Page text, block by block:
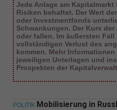
Jede Anlage am
Risiken behaftet. Der Wert
oder Investmentfonds
Schwankungen. Der Kurs
oder fallen. Im äußersten Fall
vollständigen Verlust des
kommen. Mehr
jeweiligen Unterlagen und
Prospekten der
POLITIK Mobilisierung in